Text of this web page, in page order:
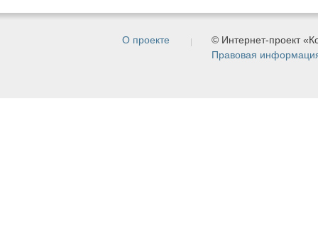
О проекте
© Интернет-проект
Правовая